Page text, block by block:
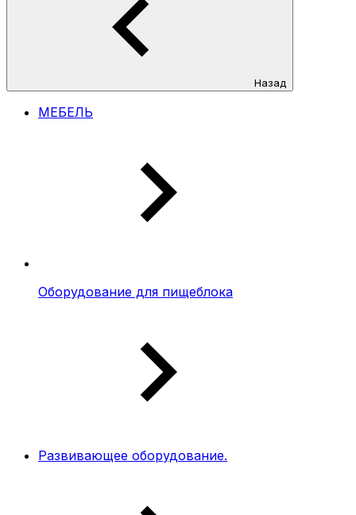
Назад
МЕБЕЛЬ
Оборудование для пищеблока
Развивающее оборудование.